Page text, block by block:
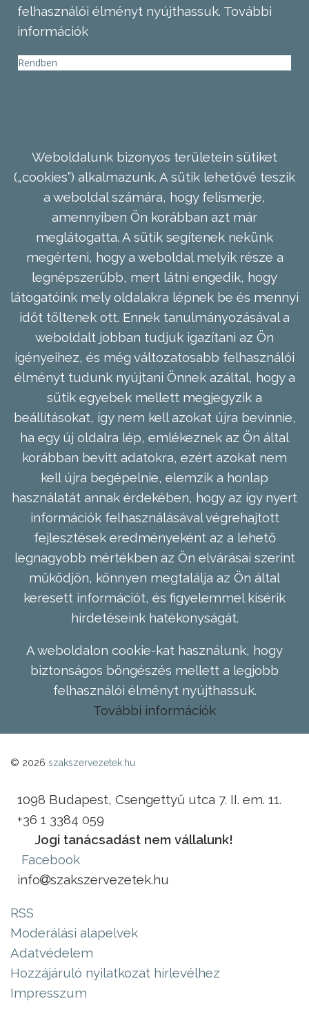
felhasználói élményt nyújthassuk. További
információk
Rendben
Weboldalunk bizonyos területein sütiket
(„cookies”) alkalmazunk. A sütik lehetővé teszik
a weboldal számára, hogy felismerje,
amennyiben Ön korábban azt már
meglátogatta. A sütik segítenek nekünk
megérteni, hogy a weboldal melyik része a
legnépszerűbb, mert látni engedik, hogy
látogatóink mely oldalakra lépnek be és mennyi
időt töltenek ott. Ennek tanulmányozásával a
weboldalt jobban tudjuk igazítani az Ön
igényeihez, és még változatosabb felhasználói
élményt tudunk nyújtani Önnek azáltal, hogy a
sütik egyebek mellett megjegyzik a
beállításokat, így nem kell azokat újra bevinnie,
ha egy új oldalra lép, emlékeznek az Ön által
korábban bevitt adatokra, ezért azokat nem
kell újra begépelnie, elemzik a honlap
használatát annak érdekében, hogy az így nyert
információk felhasználásával végrehajtott
fejlesztések eredményeként az a lehető
legnagyobb mértékben az Ön elvárásai szerint
működjön, könnyen megtalálja az Ön által
keresett információt, és figyelemmel kísérik
hirdetéseink hatékonyságát.
A weboldalon cookie-kat használunk, hogy
biztonságos böngészés mellett a legjobb
felhasználói élményt nyújthassuk.
További információk
© 2026 szakszervezetek.hu
1098 Budapest, Csengettyű utca 7. II. em. 11.
+36 1 3384 059
Jogi tanácsadást nem vállalunk!
Facebook
info
szakszervezetek.hu
RSS
Moderálási alapelvek
Adatvédelem
Hozzájáruló nyilatkozat hírlevélhez
Impresszum